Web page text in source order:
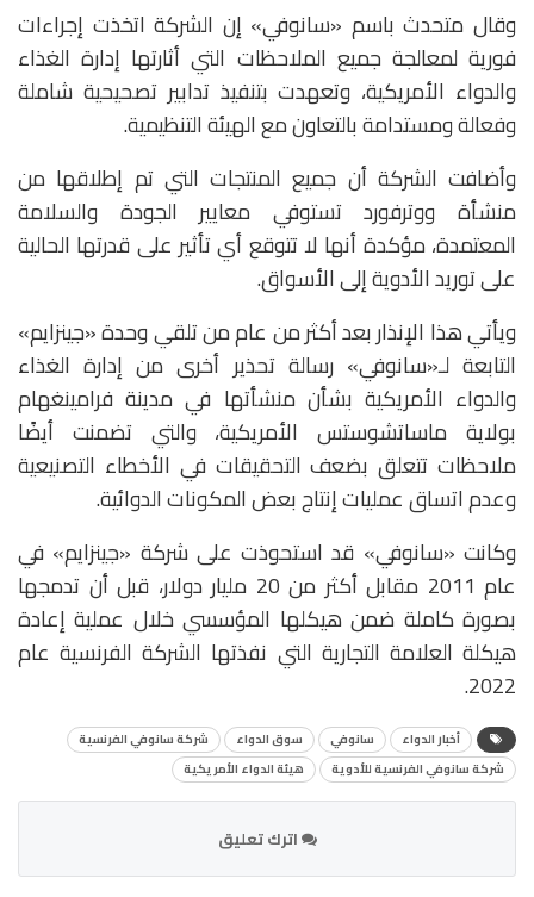
وقال متحدث باسم «سانوفي» إن الشركة اتخذت إجراءات
فورية لمعالجة جميع الملاحظات التي أثارتها إدارة الغذاء
والدواء الأمريكية، وتعهدت بتنفيذ تدابير تصحيحية شاملة
وفعالة ومستدامة بالتعاون مع الهيئة التنظيمية.
وأضافت الشركة أن جميع المنتجات التي تم إطلاقها من
منشأة ووترفورد تستوفي معايير الجودة والسلامة
المعتمدة، مؤكدة أنها لا تتوقع أي تأثير على قدرتها الحالية
على توريد الأدوية إلى الأسواق.
ويأتي هذا الإنذار بعد أكثر من عام من تلقي وحدة «جينزايم»
التابعة لـ«سانوفي» رسالة تحذير أخرى من إدارة الغذاء
والدواء الأمريكية بشأن منشأتها في مدينة فرامينغهام
بولاية ماساتشوستس الأمريكية، والتي تضمنت أيضًا
ملاحظات تتعلق بضعف التحقيقات في الأخطاء التصنيعية
وعدم اتساق عمليات إنتاج بعض المكونات الدوائية.
وكانت «سانوفي» قد استحوذت على شركة «جينزايم» في
عام 2011 مقابل أكثر من 20 مليار دولار، قبل أن تدمجها
بصورة كاملة ضمن هيكلها المؤسسي خلال عملية إعادة
هيكلة العلامة التجارية التي نفذتها الشركة الفرنسية عام
2022.
أخبار الدواء سانوفي سوق الدواء
شركة سانوفي الفرنسية
شركة سانوفي الفرنسية للأدوية
هيئة الدواء الأمريكية
اترك تعليق